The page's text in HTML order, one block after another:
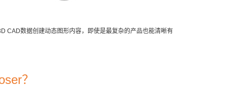
CAD数据创建动态图形内容，即使是最复杂的产品也能清晰有
？